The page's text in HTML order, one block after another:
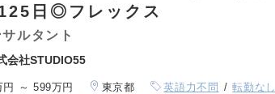
日◎フレックス
サルタント
会社STUDIO55
円 ～ 599万円 東京都 英語力不問 転勤なし